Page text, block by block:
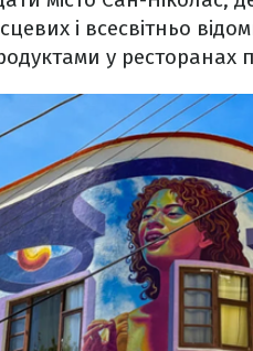
і всесвітньо
у ресторанах